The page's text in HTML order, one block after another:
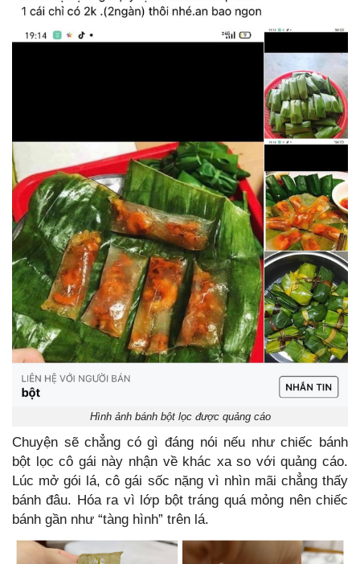
Hình ảnh bánh bột lọc được quảng cáo
Chuyện sẽ chẳng có gì đáng nói nếu như chiếc bánh
bột lọc cô gái này nhận về khác xa so với quảng cáo.
Lúc mở gói lá, cô gái sốc nặng vì nhìn mãi chẳng thấy
bánh đâu. Hóa ra vì lớp bột tráng quá mỏng nên chiếc
bánh gần như “tàng hình” trên lá.